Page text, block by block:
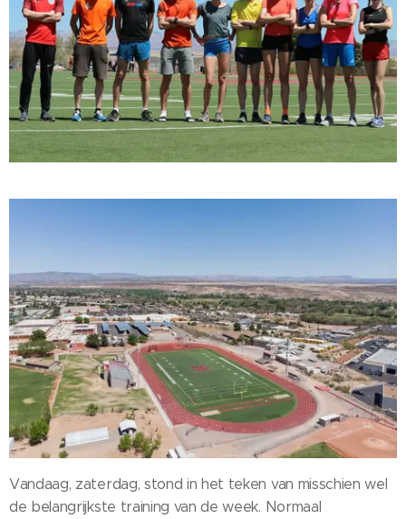
Vandaag, zaterdag, stond in het teken van misschien wel
de belangrijkste training van de week. Normaal